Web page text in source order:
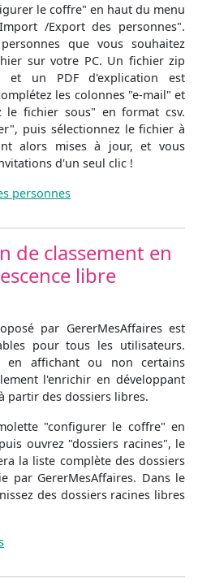
le coffre" en haut du menu
/Export des personnes".
que vous souhaitez
sur votre PC. Un fichier zip
et un PDF d'explication est
les colonnes "e-mail" et
le fichier sous" en format csv.
puis sélectionnez le fichier à
alors mises à jour, et vous
d'un seul clic !
personnes
de classement en
libre
par GererMesAffaires est
pour tous les utilisateurs.
en affichant ou non certains
l'enrichir en développant
partir des dossiers libres.
"configurer le coffre" en
ouvrez "dossiers racines", le
la liste complète des dossiers
par GererMesAffaires. Dans le
des dossiers racines libres